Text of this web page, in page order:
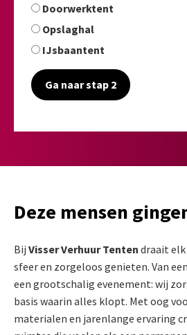
Doorwerktent
Opslaghal
IJsbaantent
Ga naar stap 2
Deze mensen
Bij Visser Verhuur Tenten draait
sfeer en zorgeloos genieten. Van
een grootschalig evenement: wij
basis waarin alles klopt. Met oog
materialen en jarenlange ervaring